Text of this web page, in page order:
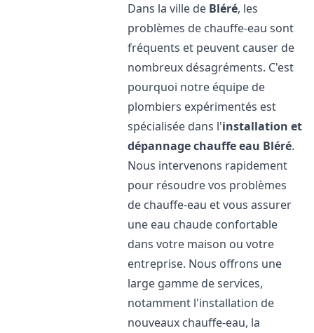
Dans la ville de Bléré, les
problèmes de chauffe-eau sont
fréquents et peuvent causer de
nombreux désagréments. C'est
pourquoi notre équipe de
plombiers expérimentés est
spécialisée dans l'installation et
dépannage chauffe eau Bléré.
Nous intervenons rapidement
pour résoudre vos problèmes
de chauffe-eau et vous assurer
une eau chaude confortable
dans votre maison ou votre
entreprise. Nous offrons une
large gamme de services,
notamment l'installation de
nouveaux chauffe-eau, la